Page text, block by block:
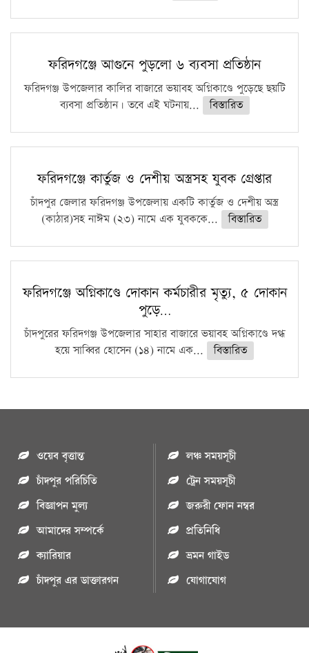
ফরিদগঞ্জে আগুনে পুড়লো ৬ ব্যবসা প্রতিষ্ঠান
ফরিদগঞ্জ উপজেলার কালির বাজারে ভয়াবহ অগ্নিকাণ্ডে পুড়েছে ছয়টি
ব্যবসা প্রতিষ্ঠান। তবে এই ঘটনায়...
বিস্তারিত
ফরিদগঞ্জে কার্তুজ ও দেশীয় অস্ত্রসহ যুবক গ্রেপ্তার
চাঁদপুর জেলার ফরিদগঞ্জ উপজেলায় একটি কার্তুজ ও দেশীয় অস্ত্র
(কাঠার)সহ নাঈম (২৩) নামে এক যুবককে...
বিস্তারিত
ফরিদগঞ্জে অগ্নিকাণ্ডে দোকান কর্মচারীর মৃত্যু, ৫ দোকান
পুড়ে…
চাঁদপুরের ফরিদগঞ্জ উপজেলার সাহার বাজারে ভয়াবহ অগ্নিকাণ্ডে দগ্ধ
হয়ে সাব্বির হোসেন (১৪) নামে এক...
বিস্তারিত
ওয়েব বৃত্তান্ত
চাঁদপুর পরিচিতি
বিজ্ঞাপন মুল্য
আমাদের সম্পর্কে
ক্যারিয়ার
চাঁদপুর এর ডাক্তারগন
লঞ্চ সময়সূচী
ট্রেন সময়সূচী
জরুরী ফোন নম্বর
প্রতিনিধি
ভ্রমন গাইড
যোগাযোগ